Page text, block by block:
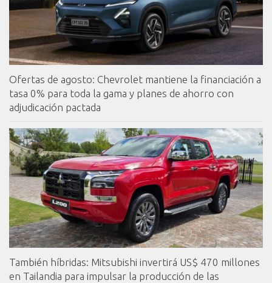
Ofertas de agosto: Chevrolet mantiene la financiación a
tasa 0% para toda la gama y planes de ahorro con
adjudicación pactada
También híbridas: Mitsubishi invertirá US$ 470 millones
en Tailandia para impulsar la producción de las